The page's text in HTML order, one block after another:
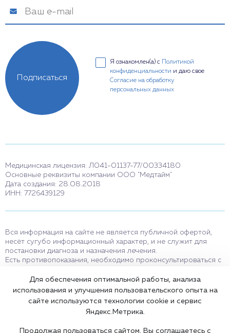
Я ознакомлен(а) с
Политикой
конфиденциальности и даю свое
Согласие на обработку
персональных данных
Подписаться
Медицинская лицензия: Л041-01137-77/00334180
Основные реквизиты компании ООО "Медтайм"
Дата создания: 28.08.2018
ИНН: 7726439129
Вся информация на сайте не является публичной офертой,
несёт сугубо информационный характер, и не служит для
постановки диагноза и назначения лечения.
Есть противопоказания, необходимо проконсультироваться с
мессенджерам и в соцсетях носят исключительно
информационный характер и не являются медицинскими
услугами.
Оставаясь на сайте вы соглашаетесь на использование cookies.
Для обеспечения оптимальной работы, анализа
использования и улучшения пользовательского опыта на
сайте используются технологии cookie и сервис
Яндекс.Метрика.
Продолжая пользоваться сайтом, Вы соглашаетесь с